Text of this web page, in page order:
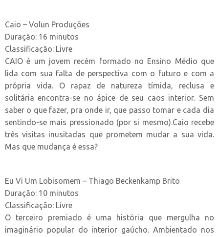
Caio – Volun Produções
Duração: 16 minutos
Classificação: Livre
CAIO é um jovem recém formado no Ensino Médio que
lida com sua falta de perspectiva com o futuro e com a
própria vida. O rapaz de natureza tímida, reclusa e
solitária encontra-se no ápice de seu caos interior. Sem
saber o que fazer, pra onde ir, que passo tomar e cada dia
sentindo-se mais pressionado (por si mesmo).Caio recebe
três visitas inusitadas que prometem mudar a sua vida.
Mas que mudança é essa?
Eu Vi Um Lobisomem – Thiago Beckenkamp Brito
Duração: 10 minutos
Classificação: Livre
O terceiro premiado é uma história que mergulha no
imaginário popular do interior gaúcho. Ambientado nos